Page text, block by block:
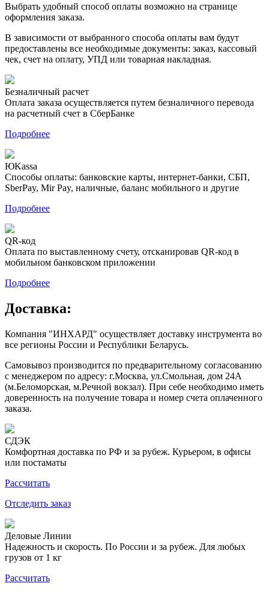
Выбрать удобный способ оплаты возможно на странице
оформления заказа.
В зависимости от выбранного способа оплаты вам будут
предоставлены все необходимые документы: заказ, кассовый
чек, счет на оплату, УПД или товарная накладная.
Безналичный расчет
Оплата заказа осуществляется путем безналичного перевода
на расчетный счет в СберБанке
Подробнее
ЮKassa
Способы оплаты: банковские карты, интернет-банки, СБП,
SberPay, Mir Pay, наличные, баланс мобильного и другие
Подробнее
QR-код
Оплата по выставленному счету, отсканировав QR-код в
мобильном банковском приложении
Подробнее
Доставка:
Компания "ИНХАРД" осуществляет доставку инструмента во
все регионы России и Республики Беларусь.
Самовывоз производится по предварительному согласованию
с менеджером по адресу: г.Москва, ул.Смольная, дом 24А
(м.Беломорская, м.Речной вокзал). При себе необходимо иметь
доверенность на получение товара и номер счета оплаченного
заказа.
СДЭК
Комфортная доставка по РФ и за рубеж. Курьером, в офисы
или постаматы
Рассчитать
Отследить заказ
Деловые Линии
Надежность и скорость. По России и за рубеж. Для любых
грузов от 1 кг
Рассчитать